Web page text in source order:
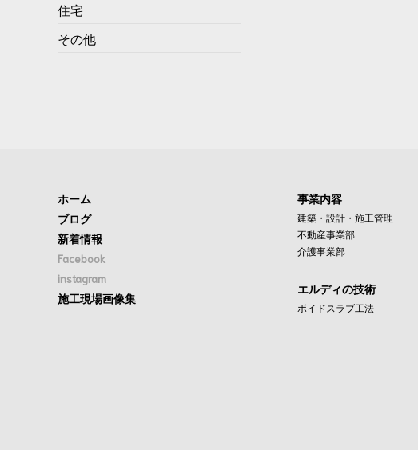
住宅
その他
ホーム
ブログ
新着情報
Facebook
instagram
施工現場画像集
事業内容
建築・設計・施工管理
不動産事業部
介護事業部
エルディの技術
ボイドスラブ工法